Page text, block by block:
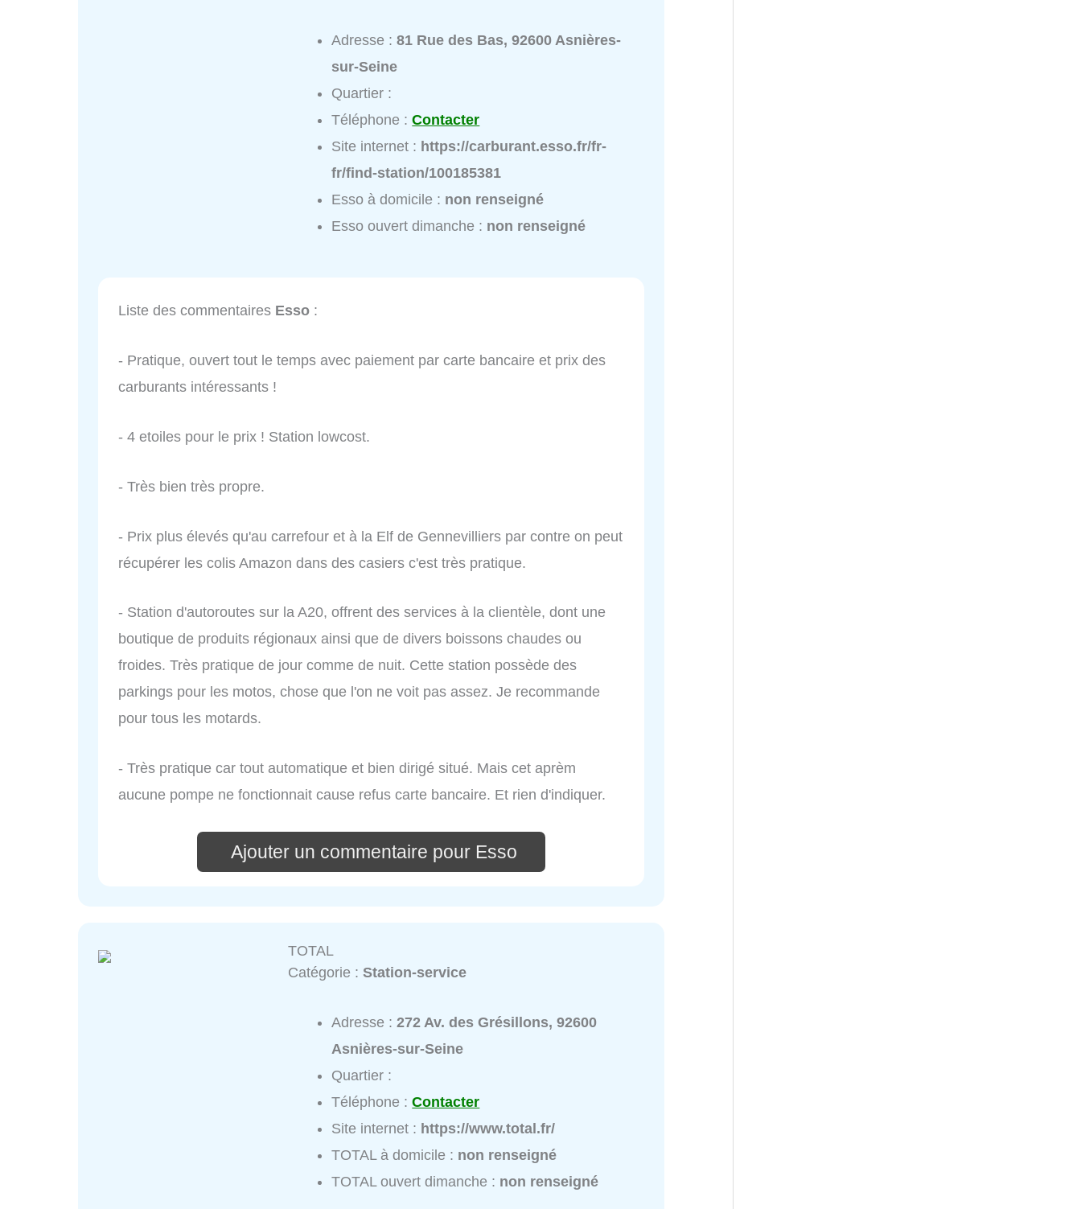
Adresse :81 Rue des Bas, 92600 Asnières-
sur-Seine
Quartier :
Téléphone :Contacter
Site internet : https://carburant.esso.fr/fr-
fr/find-station/100185381
Esso à domicile : non renseigné
Esso ouvert dimanche : non renseigné
Liste des commentaires Esso :
- Pratique, ouvert tout le temps avec paiement par carte bancaire et prix des
carburants intéressants !
- 4 etoiles pour le prix ! Station lowcost.
- Très bien très propre.
- Prix plus élevés qu'au carrefour et à la Elf de Gennevilliers par contre on peut
récupérer les colis Amazon dans des casiers c'est très pratique.
- Station d'autoroutes sur la A20, offrent des services à la clientèle, dont une
boutique de produits régionaux ainsi que de divers boissons chaudes ou
froides. Très pratique de jour comme de nuit. Cette station possède des
parkings pour les motos, chose que l'on ne voit pas assez. Je recommande
pour tous les motards.
- Très pratique car tout automatique et bien dirigé situé. Mais cet aprèm
aucune pompe ne fonctionnait cause refus carte bancaire. Et rien d'indiquer.
Ajouter un commentaire pour Esso
TOTAL
Catégorie :Station-service
Adresse :272 Av. des Grésillons, 92600
Asnières-sur-Seine
Quartier :
Téléphone :Contacter
Site internet : https://www.total.fr/
TOTAL à domicile : non renseigné
TOTAL ouvert dimanche : non renseigné